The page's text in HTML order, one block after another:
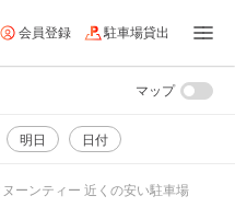
会員登録 駐車場貸出
明日 日付
マップ
ーンティー 近くの安い駐車場